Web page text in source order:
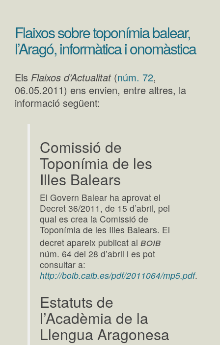
Flaixos sobre toponímia balear,
l’Aragó, informàtica i onomàstica
Els Flaixos d’Actualitat(núm. 72,
06.05.2011) ens envien, entre altres, la
informació següent:
Comissió de
Toponímia de les
Illes Balears
El Govern Balear ha aprovat el
Decret 36/2011, de 15 d’abril, pel
qual es crea la Comissió de
Toponímia de les Illes Balears. El
decret apareix publicat al boib
núm. 64 del 28 d’abril i es pot
consultar a:
http://boib.caib.es/pdf/2011064/mp5.pdf.
Estatuts de
l’Acadèmia de la
Llengua Aragonesa